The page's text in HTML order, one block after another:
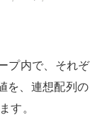
プ内で、それぞ
を、連想配列の
す。